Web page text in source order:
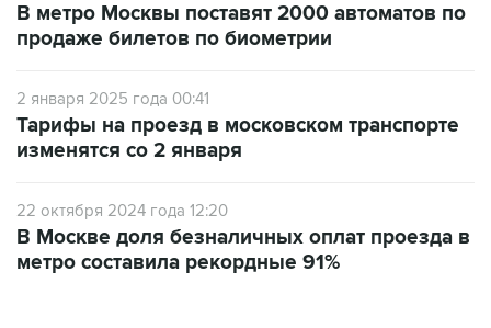
В метро Москвы поставят 2000 автоматов по
продаже билетов по биометрии
2 января 2025 года 00:41
Тарифы на проезд в московском транспорте
изменятся со 2 января
22 октября 2024 года 12:20
В Москве доля безналичных оплат проезда в
метро составила рекордные 91%